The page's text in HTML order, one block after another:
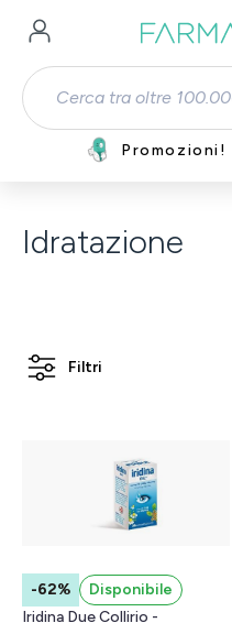
Passa al contenuto principale
Promozioni!
Idratazione
Filtri
-62%
Disponibile
Iridina Due Collirio -